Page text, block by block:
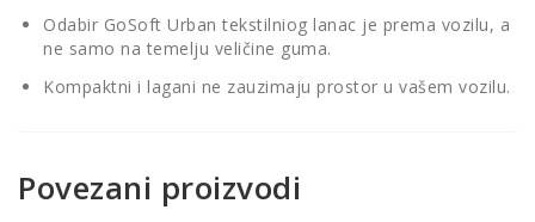
Odabir GoSoft Urban tekstilniog lanac je prema vozilu, a
ne samo na temelju veličine guma.
Kompaktni i lagani ne zauzimaju prostor u vašem vozilu.
Povezani proizvodi